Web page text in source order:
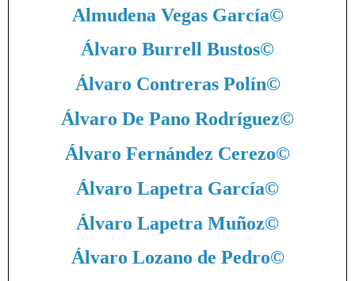
Almudena Vegas García©
Álvaro Burrell Bustos©
Álvaro Contreras Polín©
Álvaro De Pano Rodríguez©
Álvaro Fernández Cerezo©
Álvaro Lapetra García©
Álvaro Lapetra Muñoz©
Álvaro Lozano de Pedro©